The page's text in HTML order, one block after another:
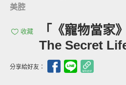
美腔
收藏
「《寵物當家
The Secret
分享給好友：